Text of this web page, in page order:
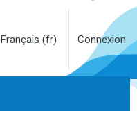
Français ‎(fr)‎ Connexion